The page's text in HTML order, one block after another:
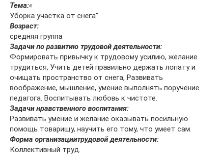
Тема:«
Уборка участка от снега”
Возраст:
средняя группа
Задачи по развитию трудовой деятельности:
Формировать привычку к трудовому усилию, желание
трудиться, Учить детей правильно держать лопату и
очищать пространство от снега, Развивать
воображение, мышление, умение выполнять поручение
педагога. Воспитывать любовь к чистоте.
Задачи нравственного воспитания:
Развивать умение и желание оказывать посильную
помощь товарищу, научить его тому, что умеет сам.
Форма организациитрудовой деятельности:
Коллективный труд.